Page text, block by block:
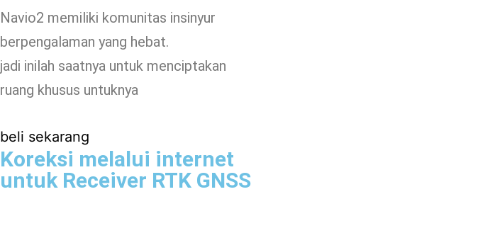
Navio2 memiliki komunitas insinyur
berpengalaman yang hebat.
jadi inilah saatnya untuk menciptakan
ruang khusus untuknya
beli sekarang
Koreksi melalui internet
untuk Receiver RTK GNSS